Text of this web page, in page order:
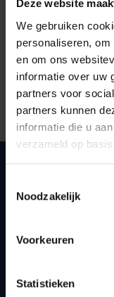
Deze website
We gebruiken
personaliseren,
en om ons
informatie over uw
partners voor
partners kunnen
informatie die u
verzameld op
Noodzakelijk
Voorkeuren
Statistieken
Quick links
How to get